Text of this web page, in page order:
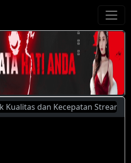
dan Kecepatan Streaming